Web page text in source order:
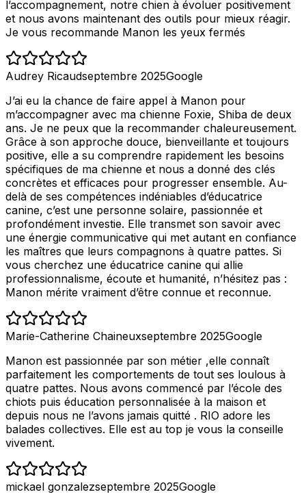
l’accompagnement, notre chien à évoluer positivement
et nous avons maintenant des outils pour mieux réagir.
Je vous recommande Manon les yeux fermés
Audrey Ricaudseptembre 2025Google
J’ai eu la chance de faire appel à Manon pour
m’accompagner avec ma chienne Foxie, Shiba de deux
ans. Je ne peux que la recommander chaleureusement.
Grâce à son approche douce, bienveillante et toujours
positive, elle a su comprendre rapidement les besoins
spécifiques de ma chienne et nous a donné des clés
concrètes et efficaces pour progresser ensemble. Au-
delà de ses compétences indéniables d’éducatrice
canine, c’est une personne solaire, passionnée et
profondément investie. Elle transmet son savoir avec
une énergie communicative qui met autant en confiance
les maîtres que leurs compagnons à quatre pattes. Si
vous cherchez une éducatrice canine qui allie
professionnalisme, écoute et humanité, n’hésitez pas :
Manon mérite vraiment d’être connue et reconnue.
Marie-Catherine Chaineuxseptembre 2025Google
Manon est passionnée par son métier ,elle connaît
parfaitement les comportements de tout ses loulous à
quatre pattes. Nous avons commencé par l’école des
chiots puis éducation personnalisée à la maison et
depuis nous ne l’avons jamais quitté . RIO adore les
balades collectives. Elle est au top je vous la conseille
vivement.
mickael gonzalezseptembre 2025Google